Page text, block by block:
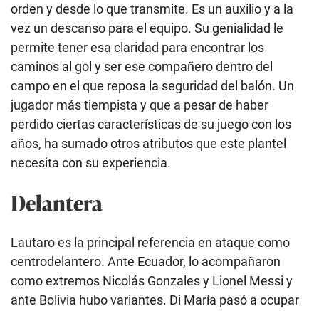
orden y desde lo que transmite. Es un auxilio y a la
vez un descanso para el equipo. Su genialidad le
permite tener esa claridad para encontrar los
caminos al gol y ser ese compañero dentro del
campo en el que reposa la seguridad del balón. Un
jugador más tiempista y que a pesar de haber
perdido ciertas características de su juego con los
años, ha sumado otros atributos que este plantel
necesita con su experiencia.
Delantera
Lautaro es la principal referencia en ataque como
centrodelantero. Ante Ecuador, lo acompañaron
como extremos Nicolás Gonzales y Lionel Messi y
ante Bolivia hubo variantes. Di María pasó a ocupar